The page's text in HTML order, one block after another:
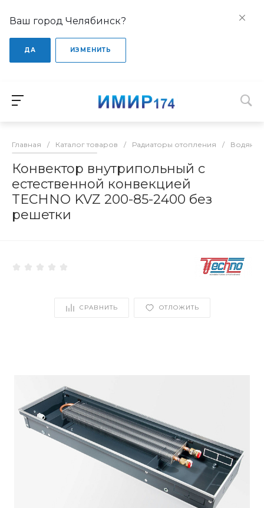
Ваш город Челябинск?
ДА ИЗМЕНИТЬ
Главная / Каталог товаров / Радиаторы отопления /
Конвектор внутрипольный с
естественной конвекцией
TECHNO KVZ 200-85-2400 без
решетки
СРАВНИТЬ ОТЛОЖИТЬ